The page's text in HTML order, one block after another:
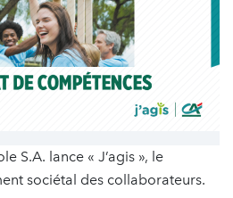
S.A. lance « J’agis », le
sociétal des collaborateurs.